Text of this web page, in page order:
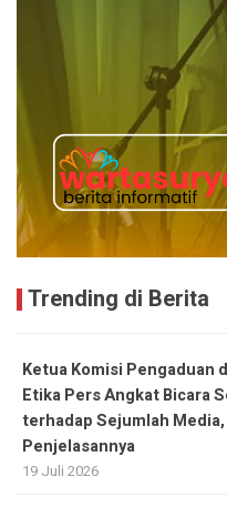
Trending di Berita
Ketua Komisi Pengaduan
Etika Pers Angkat Bicara
terhadap Sejumlah
Penjelasannya
19 Juli 2026